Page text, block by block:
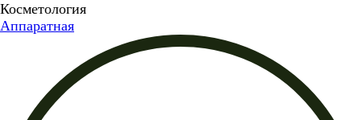
Косметология
Аппаратная